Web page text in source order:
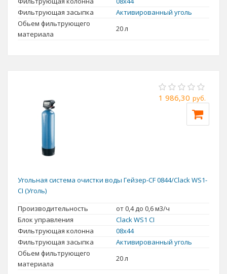
Фильтрующая засыпка
Активированный уголь
Обьем фильтрующего
материала
20 л
1 986,30 руб.
Угольная система очистки воды Гейзер-CF 0844/Clack WS1-
CI (Уголь)
Производительность
от 0,4 до 0,6 м3/ч
Блок управления
Clack WS1 CI
Фильтрующая колонна
08x44
Фильтрующая засыпка
Активированный уголь
Обьем фильтрующего
материала
20 л